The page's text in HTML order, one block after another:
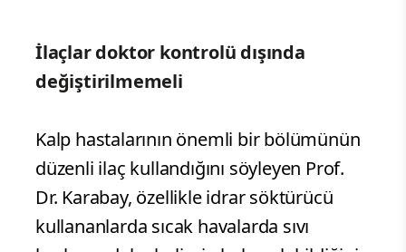
İlaçlar doktor kontrolü dışında
değiştirilmemeli
Kalp hastalarının önemli bir bölümünün
düzenli ilaç kullandığını söyleyen Prof.
Dr. Karabay, özellikle idrar söktürücü
kullananlarda sıcak havalarda sıvı